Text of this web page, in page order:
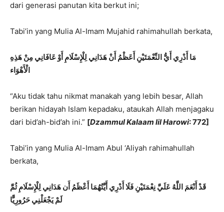
dari generasi panutan kita berkut ini;
Tabi’in yang Mulia Al-Imam Mujahid rahimahullah berkata,
مَا أَدْرِي أَيُّ النِّعْمَتَيْنِ أَعَظْمُ أَنْ هَدَانِي لِلْإِسْلَام ِ أَوْ عَافَانِي مِنْ هَذِهِ
الْأَهْوَاء
“Aku tidak tahu nikmat manakah yang lebih besar, Allah
berikan hidayah Islam kepadaku, ataukah Allah menjagaku
dari bid’ah-bid’ah ini.” [Dzammul Kalaam lil Harowi: 772]
Tabi’in yang Mulia Al-Imam Abul ‘Aliyah rahimahullah
berkata,
قَدْ أَنْعَمَ اللَّهُ عَلَيَّ نِعْمَتَيْنِ فَلَا أَدْرِي أَيَّتُهُمَا أَعْظَمُ أَن هَدَانِي لِلْإِسْلَامِ ثُمَّ
لَمْ يَجْعَلْنِي حَرُورِيًّا